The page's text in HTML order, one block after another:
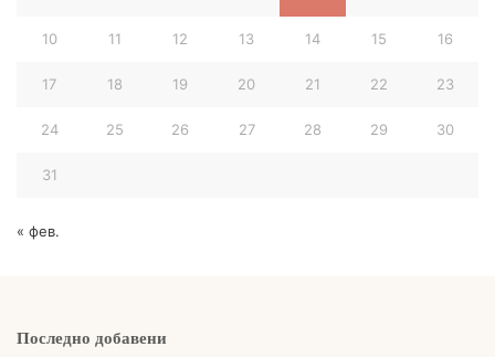
свежа храна 4 пъти дневно. Закуска, обяд и вечеря се
сладки и солени изкушения като пици, бургери,
сандвичи. Тарсис Хотел & Аквапарк разполага с бар-
градина. Тепаняки ресторантът предлага азиатска
10 11 12 13 14 15 16
17 18 19 20 21 22 23
24 25 26 27 28 29 30
31
« фев.
Последно добавени